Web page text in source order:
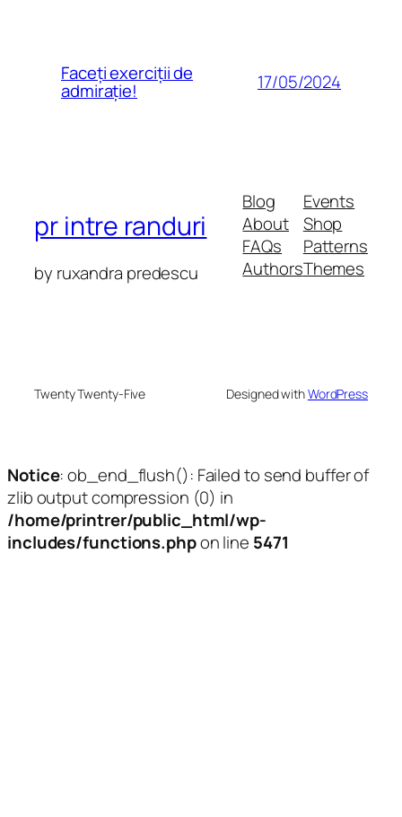
Faceți exerciții de
admirație! 17/05/2024
pr intre randuri
by ruxandra predescu
Blog
About
FAQs
Authors
Events
Shop
Patterns
Themes
Twenty Twenty-Five Designed withWordPress
Notice: ob_end_flush(): Failed to send buffer of
zlib output compression (0) in
/home/printrer/public_html/wp-
includes/functions.phpon line 5471